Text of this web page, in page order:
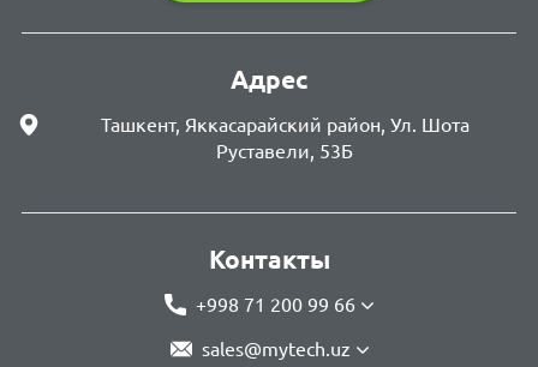
Адрес
Ташкент, Яккасарайский район, Ул. Шота
Руставели, 53Б
Контакты
+998 71 200 99 66
sales@mytech.uz